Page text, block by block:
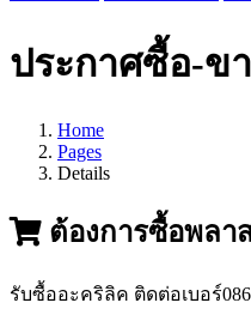
ประกาศซื้อ-ข
Home
Pages
Details
ต้องการซื้อพลา
รับซื้ออะคริลิค ติดต่อเบอร์